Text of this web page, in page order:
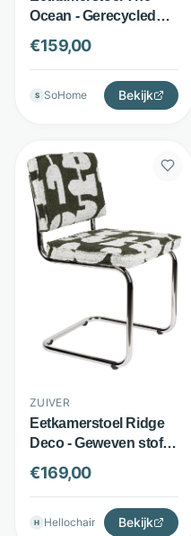
Ocean - Gerecycled
kunststof en metaal -
QR-code met
herkomst plastic -
Blauw - Zuiver
€159,00
S SoHome Bekijk
ZUIVER
Eetkamerstoel Ridge
Deco - Geweven stof
en chroom - sledepoot
- Groen - Zuiver
€169,00
H Hellochair Bekijk